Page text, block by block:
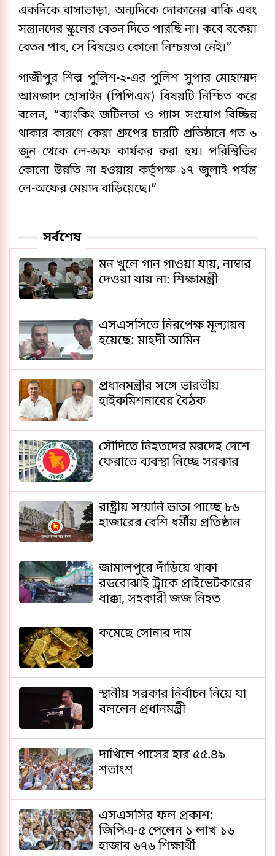
একদিকে বাসাভাড়া, অন্যদিকে দোকানের বাকি এবং
সন্তানদের স্কুলের বেতন দিতে পারছি না। কবে বকেয়া
বেতন পাব, সে বিষয়েও কোনো নিশ্চয়তা নেই।”
গাজীপুর শিল্প পুলিশ-২-এর পুলিশ সুপার মোহাম্মদ
আমজাদ হোসাইন (পিপিএম) বিষয়টি নিশ্চিত করে
বলেন, “ব্যাংকিং জটিলতা ও গ্যাস সংযোগ বিচ্ছিন্ন
থাকার কারণে কেয়া গ্রুপের চারটি প্রতিষ্ঠানে গত ৬
জুন থেকে লে-অফ কার্যকর করা হয়। পরিস্থিতির
কোনো উন্নতি না হওয়ায় কর্তৃপক্ষ ১৭ জুলাই পর্যন্ত
লে-অফের মেয়াদ বাড়িয়েছে।”
সর্বশেষ
মন খুলে গান গাওয়া যায়, নাম্বার
দেওয়া যায় না: শিক্ষামন্ত্রী
এসএসসিতে নিরপেক্ষ মূল্যায়ন
হয়েছে: মাহদী আমিন
প্রধানমন্ত্রীর সঙ্গে ভারতীয়
হাইকমিশনারের বৈঠক
সৌদিতে নিহতদের মরদেহ দেশে
ফেরাতে ব্যবস্থা নিচ্ছে সরকার
রাষ্ট্রীয় সম্মানি ভাতা পাচ্ছে ৮৬
হাজারের বেশি ধর্মীয় প্রতিষ্ঠান
জামালপুরে দাঁড়িয়ে থাকা
রডবোঝাই ট্রাকে প্রাইভেটকারের
ধাক্কা, সহকারী জজ নিহত
কমেছে সোনার দাম
স্থানীয় সরকার নির্বাচন নিয়ে যা
বললেন প্রধানমন্ত্রী
দাখিলে পাসের হার ৫৫.৪৯
শতাংশ
এসএসসির ফল প্রকাশ:
জিপিএ-৫ পেলেন ১ লাখ ১৬
হাজার ৬৭৬ শিক্ষার্থী